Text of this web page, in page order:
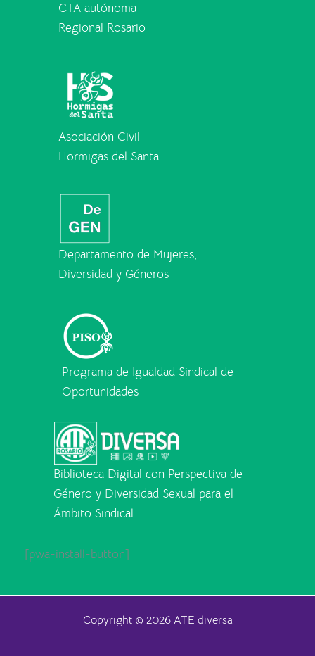
CTA autónoma
Regional Rosario
Asociación Civil
Hormigas del Santa
Departamento de Mujeres,
Diversidad y Géneros
Programa de Igualdad Sindical de
Oportunidades
Biblioteca Digital con Perspectiva de
Género y Diversidad Sexual para el
Ámbito Sindical
[pwa-install-button]
Copyright © 2026 ATE diversa